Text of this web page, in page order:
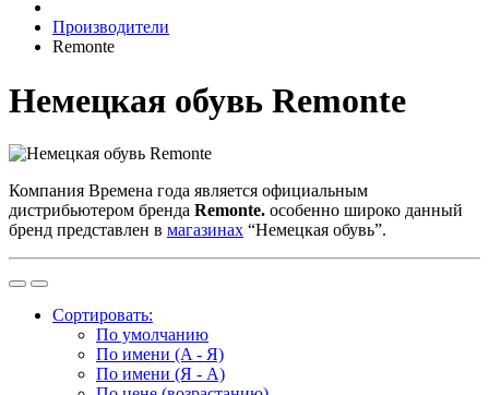
Производители
Remonte
Немецкая обувь Remonte
Компания Времена года является официальным
дистрибьютером бренда Remonte. особенно широко данный
бренд представлен в магазинах “Немецкая обувь”.
Сортировать:
По умолчанию
По имени (A - Я)
По имени (Я - A)